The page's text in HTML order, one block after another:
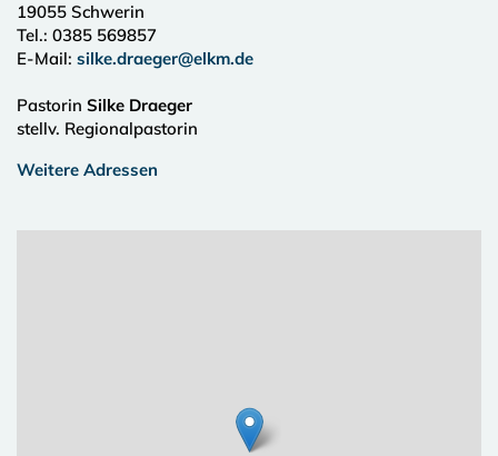
19055 Schwerin
Tel.: 0385 569857
E-Mail: silke.draeger@elkm.de
Pastorin Silke Draeger
stellv. Regionalpastorin
Weitere Adressen